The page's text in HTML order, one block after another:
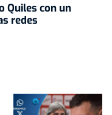
Quiles con un
redes